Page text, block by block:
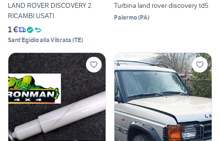
LAND ROVER DISCOVERY 2
RICAMBI USATI
1 €
Sant'Egidio alla Vibrata (TE)
Turbina land rover discovery td5
Palermo(PA)